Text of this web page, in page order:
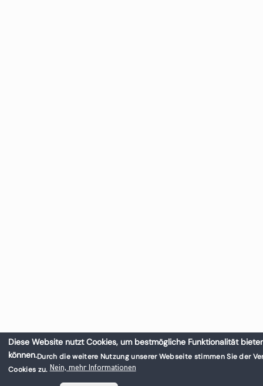
Diese Website nutzt Cookies, um bestmögliche Funktionalität
können.Durch die weitere Nutzung unserer Webseite stimmen Sie der
Cookies zu. Nein, mehr Informationen